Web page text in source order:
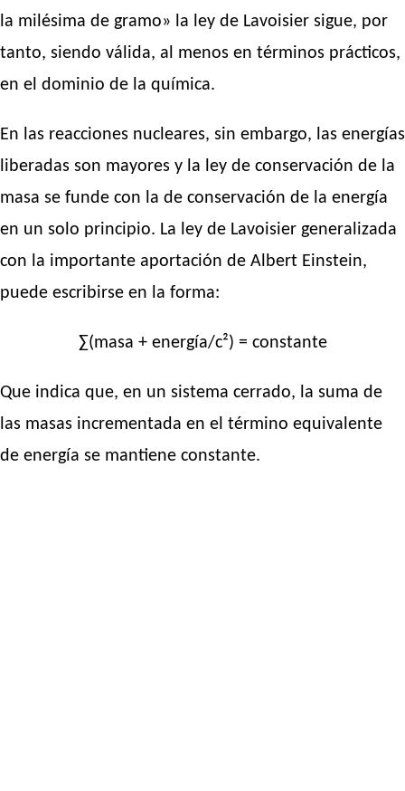
la milésima de gramo» la ley de Lavoisier sigue, por
tanto, siendo válida, al menos en términos prácticos,
en el dominio de la química.
En las reacciones nucleares, sin embargo, las energías
liberadas son mayores y la ley de conservación de la
masa se funde con la de conservación de la energía
en un solo principio. La ley de Lavoisier generalizada
con la importante aportación de Albert Einstein,
puede escribirse en la forma:
∑(masa + energía/c²) = constante
Que indica que, en un sistema cerrado, la suma de
las masas incrementada en el término equivalente
de energía se mantiene constante.